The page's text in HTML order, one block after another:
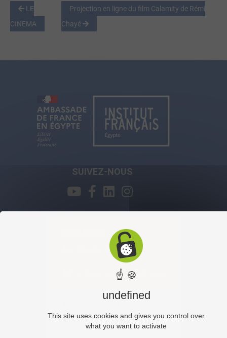
LE
CINEMA
Projection en ligne du film Calamity de Rémi
Chayé
SUIVEZ-NOUS
0227915800
infocours@ifegypte.com
S'INSCRIRE
☝ 🍪
undefined
This site uses cookies and gives you control over
what you want to activate